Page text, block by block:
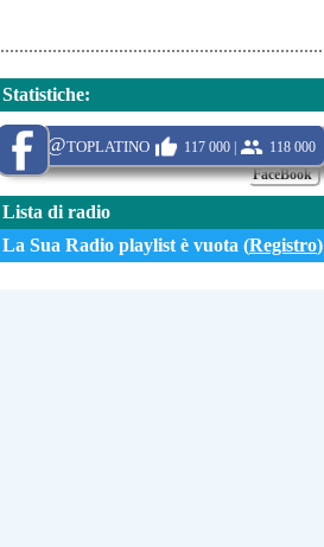
Statistiche:
FaceBook
@toplatino 117 000 | 118 000
Lista di radio
La Sua Radio playlist è vuota (Registro)